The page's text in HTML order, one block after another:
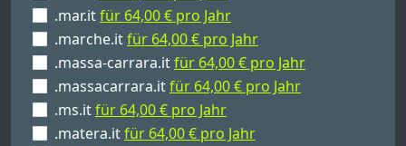
.mar.itfür 64,00 € pro Jahr
.marche.itfür 64,00 € pro Jahr
.massa-carrara.itfür 64,00 € pro Jahr
.massacarrara.itfür 64,00 € pro Jahr
.ms.itfür 64,00 € pro Jahr
.matera.itfür 64,00 € pro Jahr